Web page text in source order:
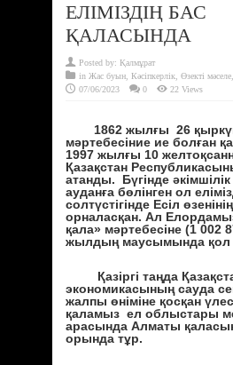
ЕЛІМІЗДІҢ БАС
ҚАЛАСЫНДА
Posted by: Қалмұрат
in Жас буын Кәсіпкерлік Өзекті мәселе
07/06/2023
0 22 Views
1862 жылғы 26
мәртебесіние ие болған
1997 жылғы 10
Қазақстан
атанды. Бүгінде
ауданға бөлінген ол
солтүстігінде Есіл
орналасқан. Ал
қала» мәртебесіне (1 002
жылдың маусымында қол
Қазіргі таңда
экономикасының сауда
жалпы өніміне қосқан
қаламыз ел облыстары
арасында Алматы
орында тұр.